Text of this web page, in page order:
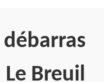
Breuil